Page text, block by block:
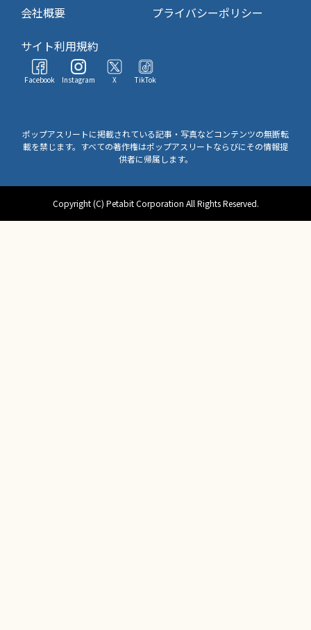
会社概要
プライバシーポリシー
サイト利用規約
Facebook Instagram X TikTok
ポップアスリートに掲載されている記事・写真などコンテンツの無断転
載を禁じます。すべての著作権はポップアスリートならびにその情報提
供者に帰属します。
Copyright (C) Petabit Corporation All Rights Reserved.